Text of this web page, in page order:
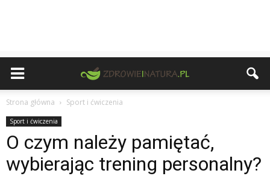
Strona główna Sport i ćwiczenia
Sport i ćwiczenia
O czym należy pamiętać,
wybierając trening personalny?